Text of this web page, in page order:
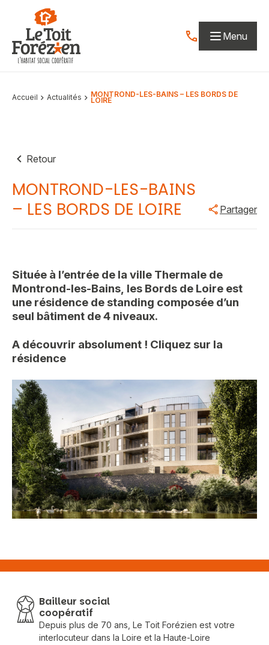
Aller au contenu
Contactez-nous
Menu
Accueil Actualités MONTROND-LES-BAINS – LES BORDS DE
LOIRE
Retour
MONTROND-LES-BAINS
– LES BORDS DE LOIRE
Partager
Située à l’entrée de la ville Thermale de
Montrond-les-Bains, les Bords de Loire est
une résidence de standing composée d’un
seul bâtiment de 4 niveaux.
A découvrir absolument ! Cliquez sur la
résidence
Bailleur social
coopératif
Depuis plus de 70 ans, Le Toit Forézien est votre
interlocuteur dans la Loire et la Haute-Loire